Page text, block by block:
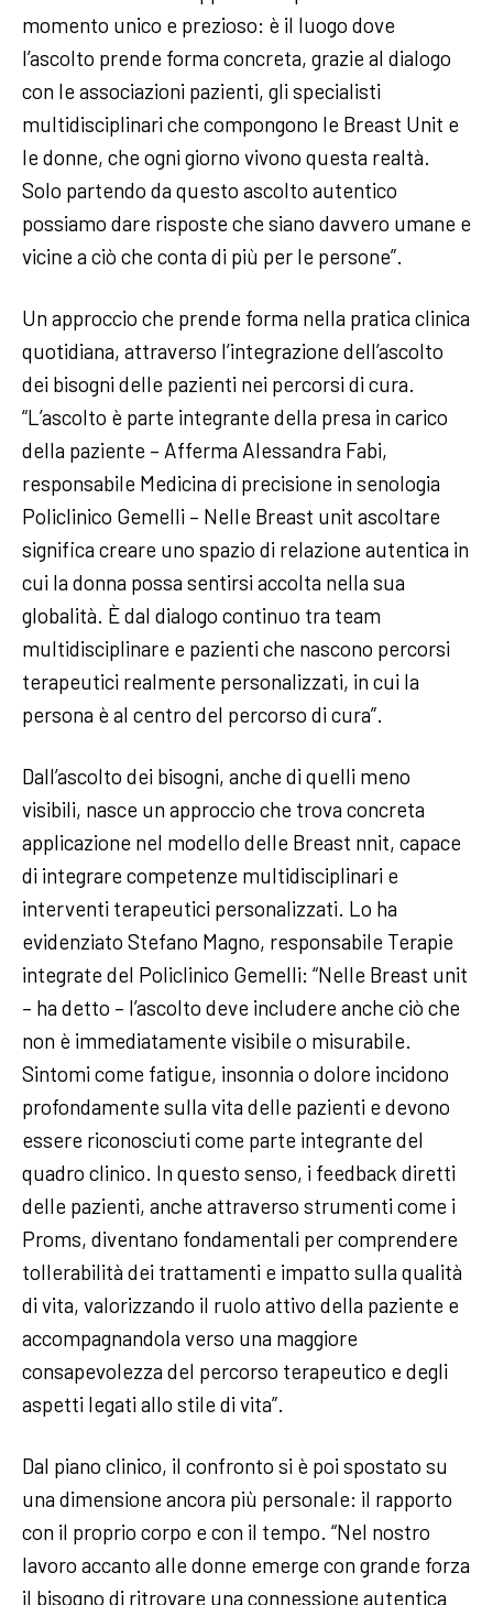
momento unico e prezioso: è il luogo dove
l’ascolto prende forma concreta, grazie al dialogo
con le associazioni pazienti, gli specialisti
multidisciplinari che compongono le Breast Unit e
le donne, che ogni giorno vivono questa realtà.
Solo partendo da questo ascolto autentico
possiamo dare risposte che siano davvero umane e
vicine a ciò che conta di più per le persone”.
Un approccio che prende forma nella pratica clinica
quotidiana, attraverso l’integrazione dell’ascolto
dei bisogni delle pazienti nei percorsi di cura.
“L’ascolto è parte integrante della presa in carico
della paziente – Afferma Alessandra Fabi,
responsabile Medicina di precisione in senologia
Policlinico Gemelli – Nelle Breast unit ascoltare
significa creare uno spazio di relazione autentica in
cui la donna possa sentirsi accolta nella sua
globalità. È dal dialogo continuo tra team
multidisciplinare e pazienti che nascono percorsi
terapeutici realmente personalizzati, in cui la
persona è al centro del percorso di cura”.
Dall’ascolto dei bisogni, anche di quelli meno
visibili, nasce un approccio che trova concreta
applicazione nel modello delle Breast nnit, capace
di integrare competenze multidisciplinari e
interventi terapeutici personalizzati. Lo ha
evidenziato Stefano Magno, responsabile Terapie
integrate del Policlinico Gemelli: “Nelle Breast unit
– ha detto – l’ascolto deve includere anche ciò che
non è immediatamente visibile o misurabile.
Sintomi come fatigue, insonnia o dolore incidono
profondamente sulla vita delle pazienti e devono
essere riconosciuti come parte integrante del
quadro clinico. In questo senso, i feedback diretti
delle pazienti, anche attraverso strumenti come i
Proms, diventano fondamentali per comprendere
tollerabilità dei trattamenti e impatto sulla qualità
di vita, valorizzando il ruolo attivo della paziente e
accompagnandola verso una maggiore
consapevolezza del percorso terapeutico e degli
aspetti legati allo stile di vita”.
Dal piano clinico, il confronto si è poi spostato su
una dimensione ancora più personale: il rapporto
con il proprio corpo e con il tempo. “Nel nostro
lavoro accanto alle donne emerge con grande forza
il bisogno di ritrovare una connessione autentica